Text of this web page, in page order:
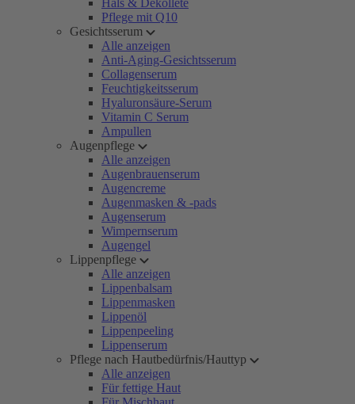
Hals & Dekolleté
Pflege mit Q10
Gesichtsserum
Alle anzeigen
Anti-Aging-Gesichtsserum
Collagenserum
Feuchtigkeitsserum
Hyaluronsäure-Serum
Vitamin C Serum
Ampullen
Augenpflege
Alle anzeigen
Augenbrauenserum
Augencreme
Augenmasken & -pads
Augenserum
Wimpernserum
Augengel
Lippenpflege
Alle anzeigen
Lippenbalsam
Lippenmasken
Lippenöl
Lippenpeeling
Lippenserum
Pflege nach Hautbedürfnis/Hauttyp
Alle anzeigen
Für fettige Haut